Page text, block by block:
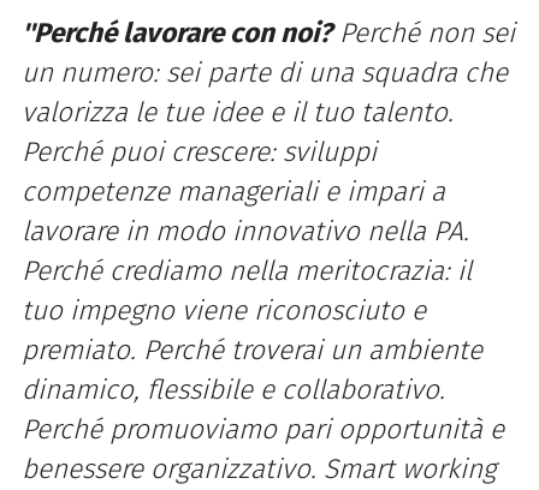
''Perché lavorare con noi? Perché non sei
un numero: sei parte di una squadra che
valorizza le tue idee e il tuo talento.
Perché puoi crescere: sviluppi
competenze manageriali e impari a
lavorare in modo innovativo nella PA.
Perché crediamo nella meritocrazia: il
tuo impegno viene riconosciuto e
premiato. Perché troverai un ambiente
dinamico, flessibile e collaborativo.
Perché promuoviamo pari opportunità e
benessere organizzativo. Smart working